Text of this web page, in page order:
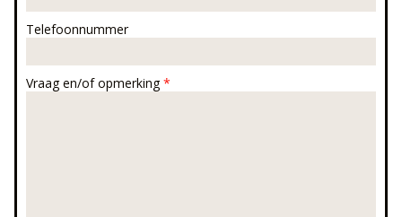
Telefoonnummer
Vraag en/of opmerking*